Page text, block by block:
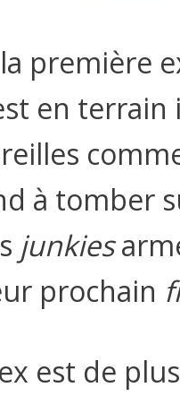
première
en
à tomber
junkies
prochain
est de